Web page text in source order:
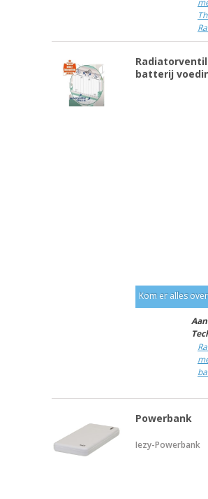
batterij
Kom er alles
Powerbank
Iezy-Powerbank